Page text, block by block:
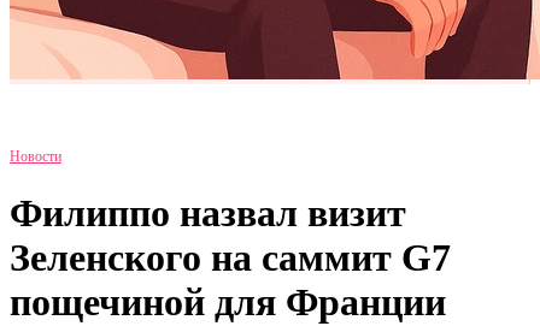
Новости
Филиппо назвал визит
Зеленского на саммит G7
пощечиной для Франции